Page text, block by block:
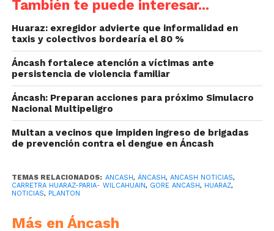
También te puede interesar...
Huaraz: exregidor advierte que informalidad en
taxis y colectivos bordearía el 80 %
Áncash fortalece atención a víctimas ante
persistencia de violencia familiar
Áncash: Preparan acciones para próximo Simulacro
Nacional Multipeligro
Multan a vecinos que impiden ingreso de brigadas
de prevención contra el dengue en Áncash
TEMAS RELACIONADOS: ANCASH, ÁNCASH, ANCASH NOTICIAS,
CARRETRA HUARAZ-PARIA- WILCAHUAIN, GORE ANCASH, HUARAZ,
NOTICIAS, PLANTON
Más en Áncash